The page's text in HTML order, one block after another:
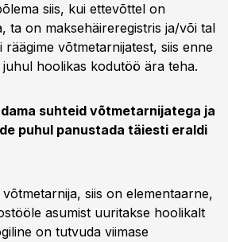
siis, kui ettevõttel on
ta on maksehäireregistris ja/või tal
võtmetarnijatest, siis enne
hoolikas kodutöö ära teha.
suhteid võtmetarnijatega ja
puhul panustada täiesti eraldi
siis on elementaarne,
asumist uuritakse hoolikalt
on tutvuda viimase